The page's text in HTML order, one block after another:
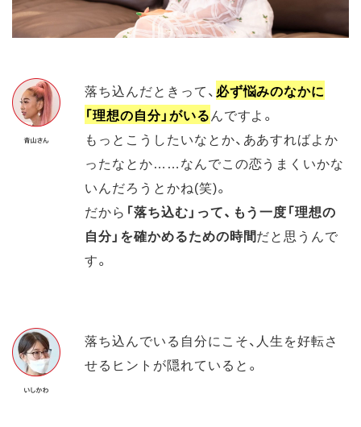
落ち込んだときって、 必ず悩みのなかに
「理想の自分」がいるんですよ。
もっとこうしたいなとか、ああすればよか
ったなとか……なんでこの恋うまくいかな
いんだろうとかね(笑)。
だから 「落ち込む」って、もう一度「理想の
自分」を確かめるための時間だと思うんで
す。
落ち込んでいる自分にこそ、人生を好転さ
せるヒントが隠れていると。